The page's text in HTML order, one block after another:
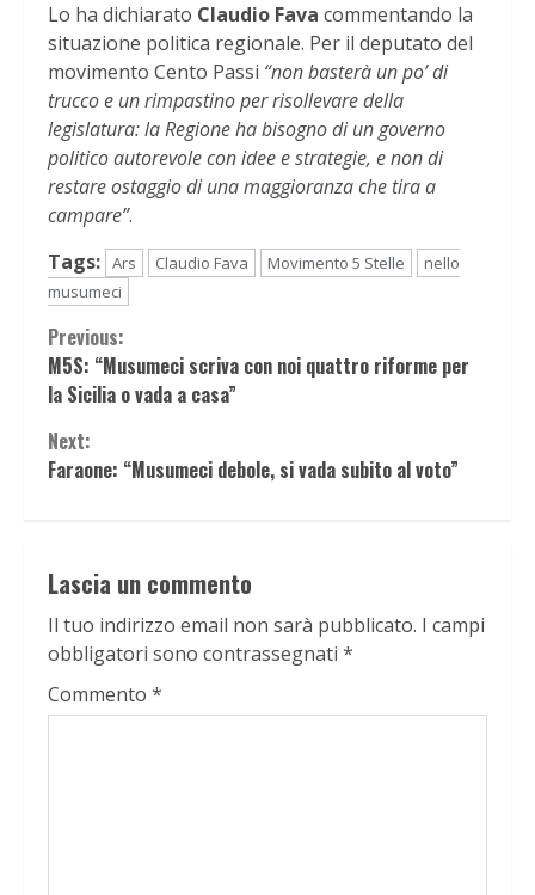
Lo ha dichiarato Claudio Fava commentando la
situazione politica regionale. Per il deputato del
movimento Cento Passi “non basterà un po’ di
trucco e un rimpastino per risollevare della
legislatura: la Regione ha bisogno di un governo
politico autorevole con idee e strategie, e non di
restare ostaggio di una maggioranza che tira a
campare”.
Tags: Ars Claudio Fava Movimento 5 Stelle
nello
musumeci
Continue
Reading
Previous:
M5S: “Musumeci scriva con noi quattro riforme per
la Sicilia o vada a casa”
Next:
Faraone: “Musumeci debole, si vada subito al voto”
Lascia un commento
Il tuo indirizzo email non sarà pubblicato. I campi
obbligatori sono contrassegnati *
Commento *